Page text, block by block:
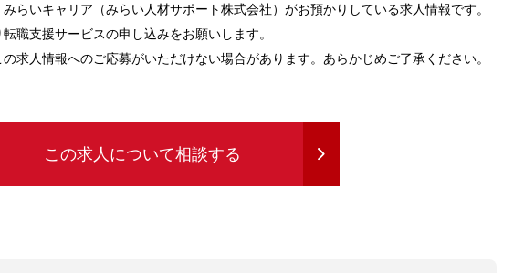
らいキャリア（みらい人材サポート株式会社）がお預かりしている求人情報です。
職支援サービスの申し込みをお願いします。
求人情報へのご応募がいただけない場合があります。あらかじめご了承ください。
この求人について相談する